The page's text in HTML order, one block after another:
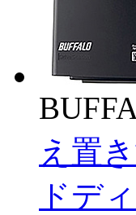
え置
ドデ